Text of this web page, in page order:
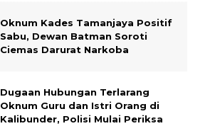
Oknum Kades Tamanjaya Positif
Sabu, Dewan Batman Soroti
Ciemas Darurat Narkoba
Dugaan Hubungan Terlarang
Oknum Guru dan Istri Orang di
Kalibunder, Polisi Mulai Periksa